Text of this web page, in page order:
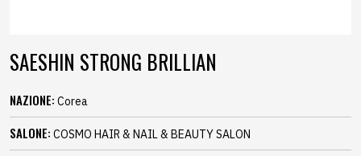
SAESHIN STRONG BRILLIAN
NAZIONE: Corea
SALONE: COSMO HAIR & NAIL & BEAUTY SALON